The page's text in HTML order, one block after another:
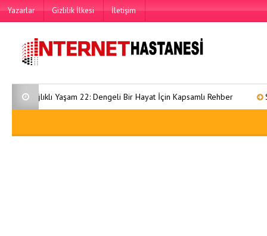
Yazarlar Gizlilik İlkesi İletişim
Yaşam 22: Dengeli Bir Hayat İçin Kapsamlı Rehber Sağlıklı